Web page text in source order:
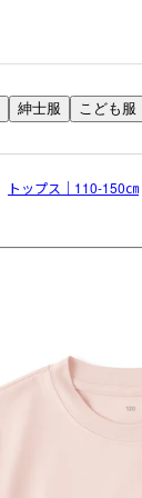
紳士服 こども服
トップス｜110-150㎝